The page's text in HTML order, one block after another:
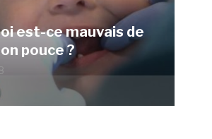
est-ce mauvais de
pouce ?